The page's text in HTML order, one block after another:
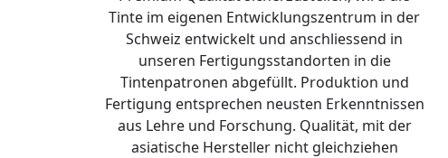
Tinte im eigenen Entwicklungszentrum in der
Schweiz entwickelt und anschliessend in
unseren Fertigungsstandorten in die
Tintenpatronen abgefüllt. Produktion und
Fertigung entsprechen neusten Erkenntnissen
aus Lehre und Forschung. Qualität, mit der
asiatische Hersteller nicht gleichziehen